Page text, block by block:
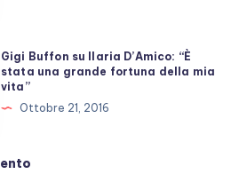
Gigi Buffon su Ilaria D’Amico: “È
stata una grande fortuna della mia
vita”
Ottobre 21, 2016